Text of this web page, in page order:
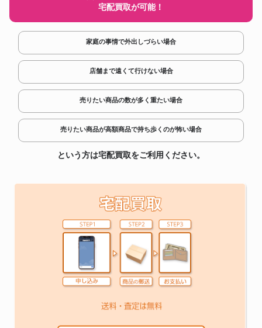
宅配買取が可能！
家庭の事情で外出しづらい場合
店舗まで遠くて行けない場合
売りたい商品の数が多く重たい場合
売りたい商品が高額商品で持ち歩くのが怖い場合
という方は宅配買取をご利用ください。